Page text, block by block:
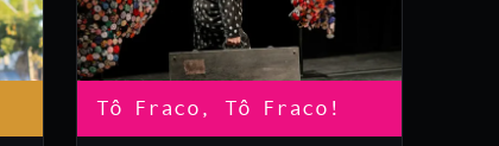
Tô Fraco, Tô Fraco!